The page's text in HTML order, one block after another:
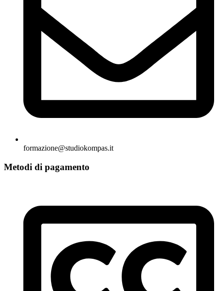
formazione@studiokompas.it
Metodi di pagamento